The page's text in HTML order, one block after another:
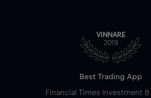
VINNARE
2019
Best Trading App
Financial Times Investment &